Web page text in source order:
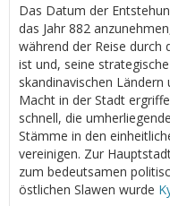
Das Datum der
das Jahr 882
während der Reise durch
ist und, seine
skandinavischen
Macht in der Stadt
schnell, die
Stämme in den
vereinigen. Zur
zum bedeutsamen
östlichen Slawen wurde